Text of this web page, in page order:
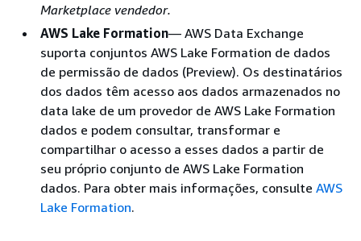
Marketplace vendedor.
AWS Lake Formation— AWS Data Exchange
suporta conjuntos AWS Lake Formation de dados
de permissão de dados (Preview). Os destinatários
dos dados têm acesso aos dados armazenados no
data lake de um provedor de AWS Lake Formation
dados e podem consultar, transformar e
compartilhar o acesso a esses dados a partir de
seu próprio conjunto de AWS Lake Formation
dados. Para obter mais informações, consulte AWS
Lake Formation.